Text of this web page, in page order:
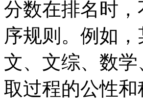
分数在排名时
序规则。例如
文、文综、数
取过程的公性和